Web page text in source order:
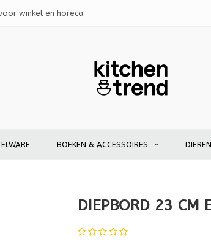
winkel en horeca
BOEKEN & ACCESSOIRES
DIEPBORD 23 CM